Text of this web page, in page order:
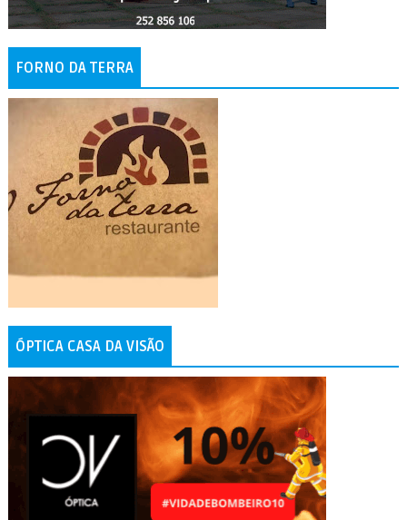
FORNO DA TERRA
ÓPTICA CASA DA VISÃO